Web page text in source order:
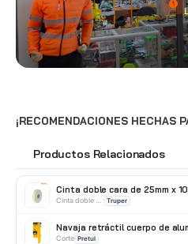
¡RECOMENDACIONES HECHAS
Productos Relacionados
Cinta doble cara de 25mm x
Truper
Navaja retráctil cuerpo de
Corte Pretul